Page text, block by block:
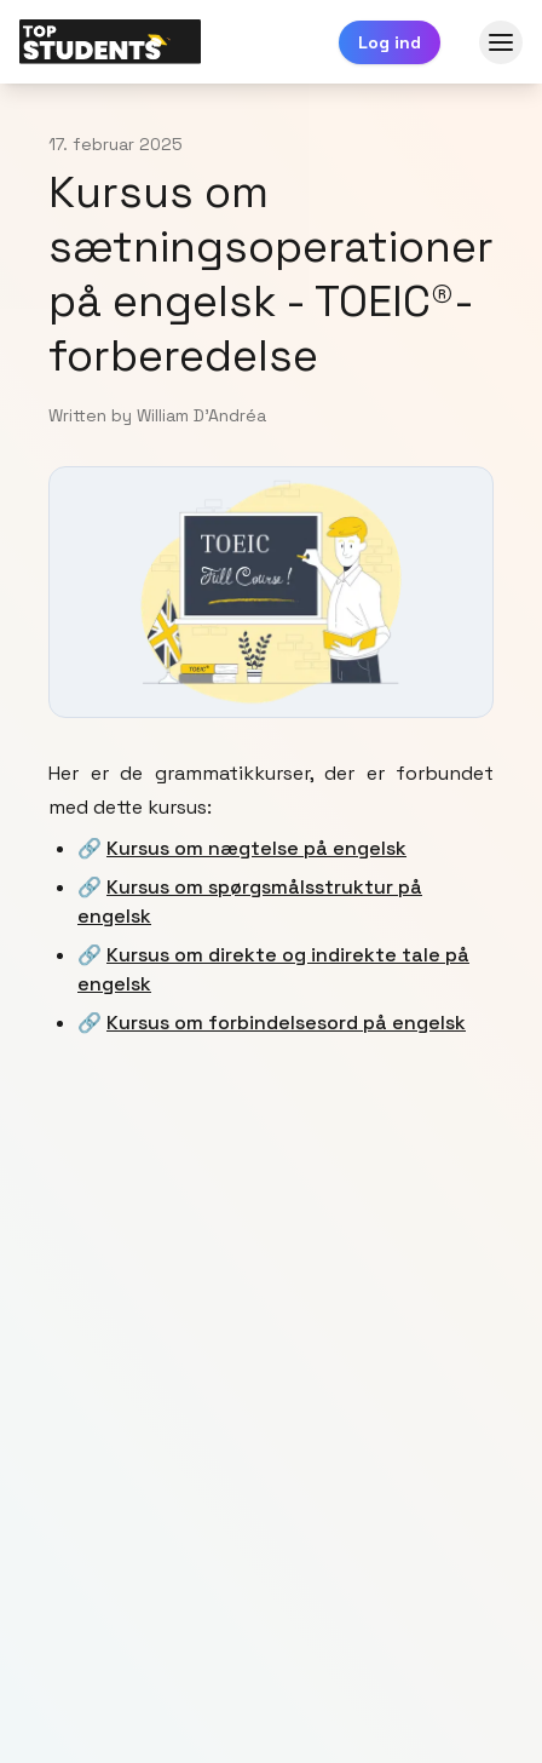
Log ind
17. februar 2025
Kursus om
sætningsoperationer
på engelsk - TOEIC®-
forberedelse
Written by William D'Andréa
Her er de grammatikkurser, der er forbundet
med dette kursus:
🔗 Kursus om nægtelse på engelsk
🔗 Kursus om spørgsmålsstruktur på
engelsk
🔗 Kursus om direkte og indirekte tale på
engelsk
🔗 Kursus om forbindelsesord på engelsk